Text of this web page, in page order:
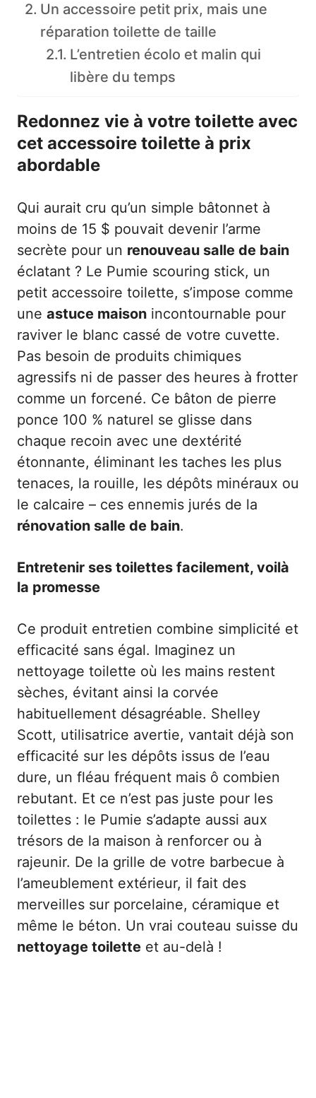
Un accessoire petit prix, mais une
réparation toilette de taille
L’entretien écolo et malin qui
libère du temps
Redonnez vie à votre toilette avec
cet accessoire toilette à prix
abordable
Qui aurait cru qu’un simple bâtonnet à
moins de 15 $ pouvait devenir l’arme
secrète pour un renouveau salle de bain
éclatant ? Le Pumie scouring stick, un
petit accessoire toilette, s’impose comme
une astuce maison incontournable pour
raviver le blanc cassé de votre cuvette.
Pas besoin de produits chimiques
agressifs ni de passer des heures à frotter
comme un forcené. Ce bâton de pierre
ponce 100 % naturel se glisse dans
chaque recoin avec une dextérité
étonnante, éliminant les taches les plus
tenaces, la rouille, les dépôts minéraux ou
le calcaire – ces ennemis jurés de la
rénovation salle de bain.
Entretenir ses toilettes facilement, voilà
la promesse
Ce produit entretien combine simplicité et
efficacité sans égal. Imaginez un
nettoyage toilette où les mains restent
sèches, évitant ainsi la corvée
habituellement désagréable. Shelley
Scott, utilisatrice avertie, vantait déjà son
efficacité sur les dépôts issus de l’eau
dure, un fléau fréquent mais ô combien
rebutant. Et ce n’est pas juste pour les
toilettes : le Pumie s’adapte aussi aux
trésors de la maison à renforcer ou à
rajeunir. De la grille de votre barbecue à
l’ameublement extérieur, il fait des
merveilles sur porcelaine, céramique et
même le béton. Un vrai couteau suisse du
nettoyage toilette et au-delà !